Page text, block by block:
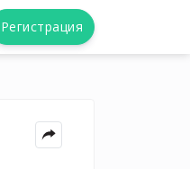
Регистрация